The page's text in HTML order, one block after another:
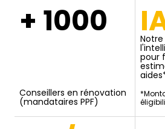
+ 1000
Conseillers en rénovation
(mandataires PPF)
pour